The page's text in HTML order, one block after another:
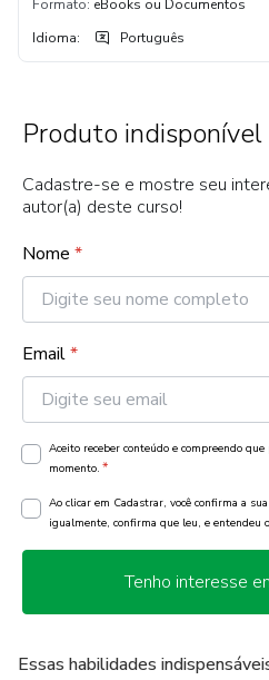
Formato: eBooks ou Documentos
Idioma: Português
Produto indisponível
Cadastre-se e mostre seu
autor(a) deste curso!
Nome *
Email*
Aceito receber conteúdo e compreendo
momento. *
Ao clicar em Cadastrar, você confirma a
igualmente, confirma que leu, e entendeu
Tenho interesse
Essas habilidades